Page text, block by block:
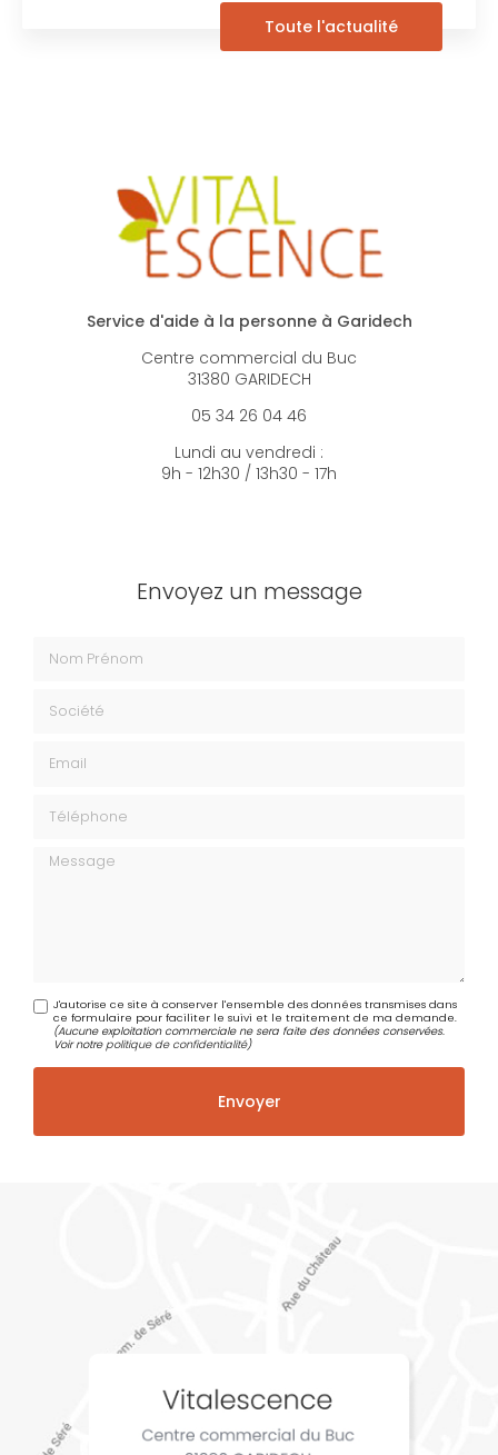
Toute l'actualité
Service d'aide à la personne à Garidech
Centre commercial du Buc
31380 GARIDECH
05 34 26 04 46
Lundi au vendredi :
9h - 12h30 / 13h30 - 17h
Envoyez un message
Message
J'autorise ce site à conserver l'ensemble des données transmises dans
ce formulaire pour faciliter le suivi et le traitement de ma demande.
(Aucune exploitation commerciale ne sera faite des données conservées.
Voir notrepolitique de confidentialité)